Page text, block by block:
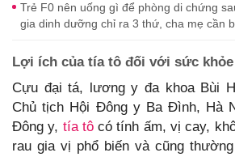
Trẻ F0 nên uống gì để phòng di chứng
gia dinh dưỡng chỉ ra 3 thứ, cha mẹ cần
Lợi ích của tía tô đối với sức khỏe
Cựu đại tá, lương y đa khoa Bùi
Chủ tịch Hội Đông y Ba Đình, Hà
Đông y, tía tôcó tính ấm, vị cay,
rau gia vị phổ biến và cũng